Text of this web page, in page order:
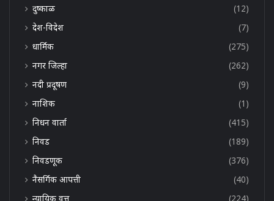
दुष्काळ
(12)
देश-विदेश
(7)
धार्मिक
(275)
नगर जिल्हा
(262)
नदी प्रदूषण
(9)
नाशिक
(1)
निधन वार्ता
(415)
निवड
(189)
निवडणूक
(376)
नैसर्गिक आपत्ती
(40)
न्यायिक वृत्त
(224)